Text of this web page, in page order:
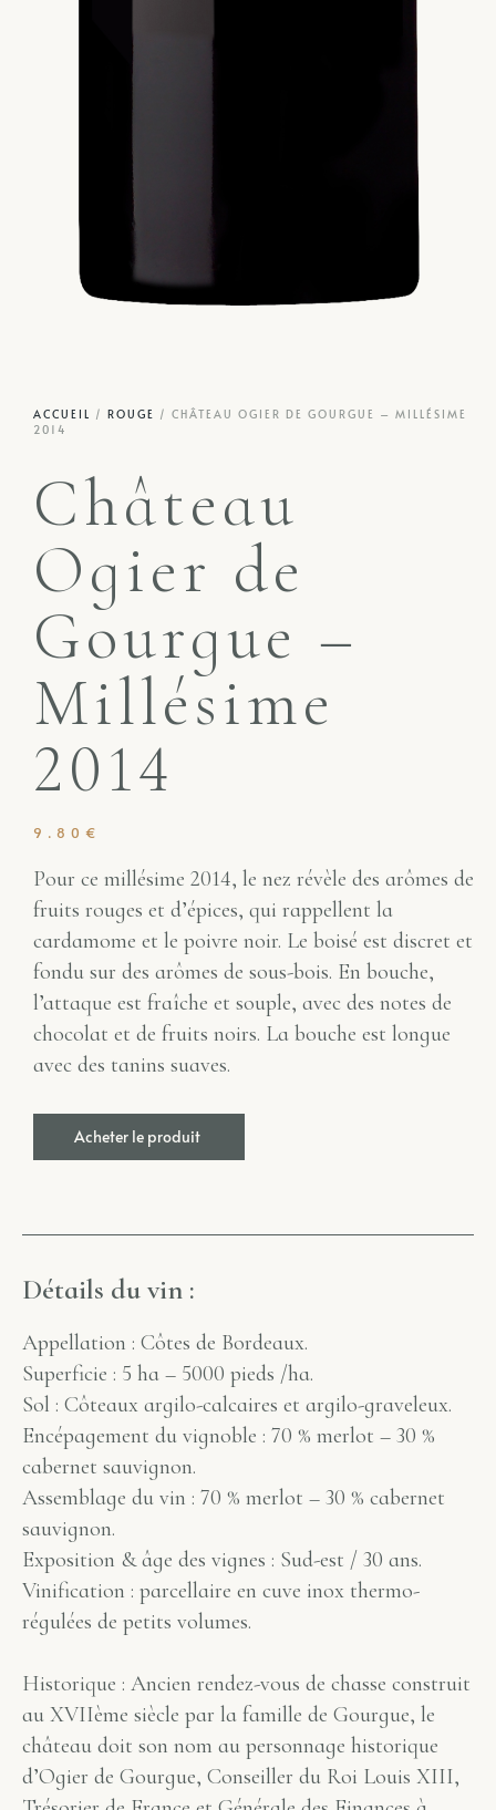
ACCUEIL / ROUGE / CHÂTEAU OGIER DE GOURGUE – MILLÉSIME
2014
Château
Ogier de
Gourgue –
Millésime
2014
9.80 €
Pour ce millésime 2014, le nez révèle des arômes de
fruits rouges et d’épices, qui rappellent la
cardamome et le poivre noir. Le boisé est discret et
fondu sur des arômes de sous-bois. En bouche,
l’attaque est fraîche et souple, avec des notes de
chocolat et de fruits noirs. La bouche est longue
avec des tanins suaves.
Acheter le produit
Détails du vin :
Appellation : Côtes de Bordeaux.
Superficie : 5 ha – 5000 pieds /ha.
Sol : Côteaux argilo-calcaires et argilo-graveleux.
Encépagement du vignoble : 70 % merlot – 30 %
cabernet sauvignon.
Assemblage du vin : 70 % merlot – 30 % cabernet
sauvignon.
Exposition & âge des vignes : Sud-est / 30 ans.
Vinification : parcellaire en cuve inox thermo-
régulées de petits volumes.
Historique : Ancien rendez-vous de chasse construit
au XVIIème siècle par la famille de Gourgue, le
château doit son nom au personnage historique
d’Ogier de Gourgue, Conseiller du Roi Louis XIII,